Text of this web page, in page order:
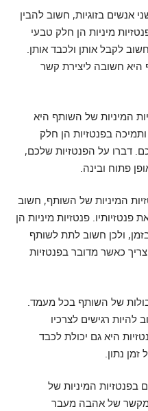
אנשים בזוגיות, חשוב להבין
מיניות הן חלק טבעי
לקבל אותן ולכבד אותן.
היא חשובה ליצירת קשר
המיניות של השותף היא
בפנטזיות הן חלק
דברו על הפנטזיות שלכם,
פתוח ובינה.
המיניות של השותף, חשוב
פנטזיות מיניות הן
ולכן חשוב לתת לשותף
כאשר מדובר בפנטזיות
של השותף בכל מעמד.
רגישים לצרכיו
היא גם יכולת לכבד
נתון.
המיניות של
של אהבה מעבר